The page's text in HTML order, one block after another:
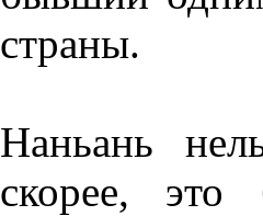
страны.
Наньань
скорее, это